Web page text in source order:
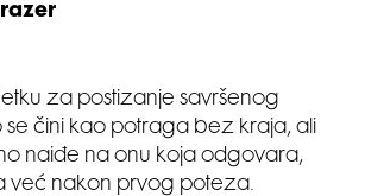
za postizanje savršenog
čini kao potraga bez kraja, ali
naiđe na onu koja odgovara,
već nakon prvog poteza.